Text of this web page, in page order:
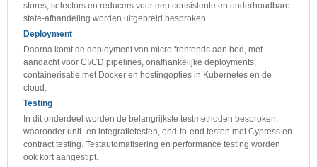
stores, selectors en reducers voor een consistente en onderhoudbare
state-afhandeling worden uitgebreid besproken.
Deployment
Daarna komt de deployment van micro frontends aan bod, met
aandacht voor CI/CD pipelines, onafhankelijke deployments,
containerisatie met Docker en hostingopties in Kubernetes en de
cloud.
Testing
In dit onderdeel worden de belangrijkste testmethoden besproken,
waaronder unit- en integratietesten, end-to-end testen met Cypress en
contract testing. Testautomatisering en performance testing worden
ook kort aangestipt.